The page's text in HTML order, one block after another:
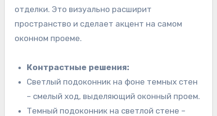
отделки. Это визуально расширит
пространство и сделает акцент на самом
оконном проеме.
Контрастные решения:
Светлый подоконник на фоне темных стен
– смелый ход, выделяющий оконный проем.
Темный подоконник на светлой стене –